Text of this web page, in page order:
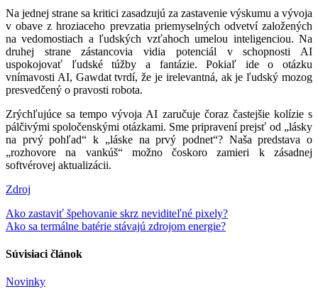
Na jednej strane sa kritici zasadzujú za zastavenie výskumu a vývoja
v obave z hroziaceho prevzatia priemyselných odvetví založených
na vedomostiach a ľudských vzťahoch umelou inteligenciou. Na
druhej strane zástancovia vidia potenciál v schopnosti AI
uspokojovať ľudské túžby a fantázie. Pokiaľ ide o otázku
vnímavosti AI, Gawdat tvrdí, že je irelevantná, ak je ľudský mozog
presvedčený o pravosti robota.
Zrýchľujúce sa tempo vývoja AI zaručuje čoraz častejšie kolízie s
pálčivými spoločenskými otázkami. Sme pripravení prejsť od „lásky
na prvý pohľad“ k „láske na prvý podnet“? Naša predstava o
„rozhovore na vankúš“ možno čoskoro zamieri k zásadnej
softvérovej aktualizácii.
Zdroj
Navigácia
v
článku
Ako zastaviť špehovanie skrz neviditeľné pixely?
Ako sa termálne batérie stávajú zdrojom energie?
Súvisiaci článok
Novinky